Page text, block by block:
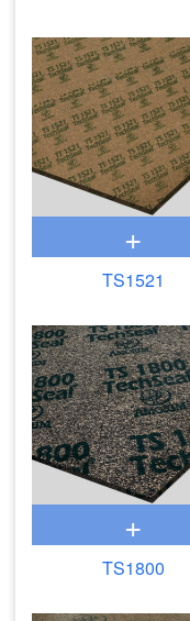
+
TS1521
+
TS1800